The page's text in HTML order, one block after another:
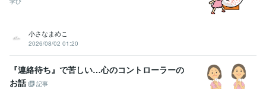
小さなまめこ
2026/08/02 01:20
『連絡待ち』で苦しい…心のコントローラーの
お話
記事